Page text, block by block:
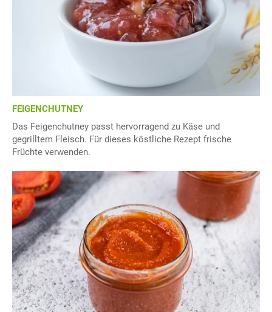
FEIGENCHUTNEY
Das Feigenchutney passt hervorragend zu Käse und
gegrilltem Fleisch. Für dieses köstliche Rezept frische
Früchte verwenden.